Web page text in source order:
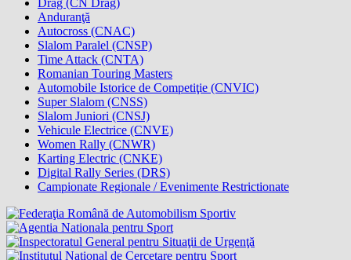
Drag (CN Drag)
Anduranţă
Autocross (CNAC)
Slalom Paralel (CNSP)
Time Attack (CNTA)
Romanian Touring Masters
Automobile Istorice de Competiţie (CNVIC)
Super Slalom (CNSS)
Slalom Juniori (CNSJ)
Vehicule Electrice (CNVE)
Women Rally (CNWR)
Karting Electric (CNKE)
Digital Rally Series (DRS)
Campionate Regionale / Evenimente Restrictionate